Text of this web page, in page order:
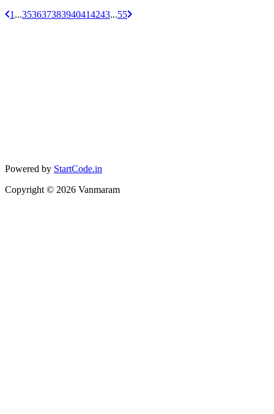
1 ...353637383940414243...55
Powered by StartCode.in
Copyright © 2026 Vanmaram